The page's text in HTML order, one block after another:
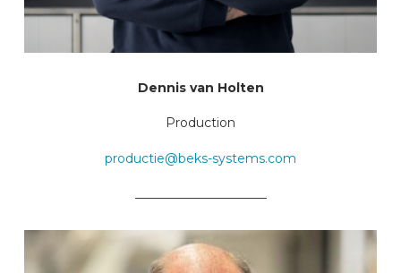
Dennis van Holten
Production
productie@beks-systems.com